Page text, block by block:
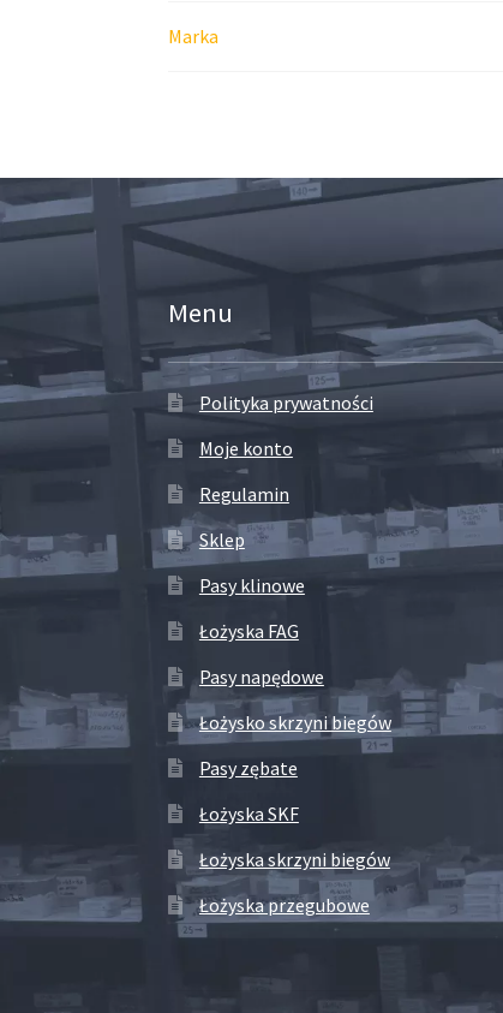
Marka
Menu
Polityka prywatności
Moje konto
Regulamin
Sklep
Pasy klinowe
Łożyska FAG
Pasy napędowe
Łożysko skrzyni biegów
Pasy zębate
Łożyska SKF
Łożyska skrzyni biegów
Łożyska przegubowe